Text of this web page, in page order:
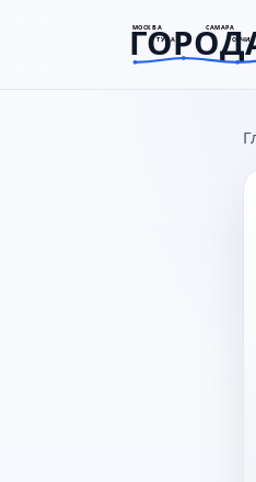
МОСКВА САМАРА
ТУЛА СОЧИ
goroda-na.ru